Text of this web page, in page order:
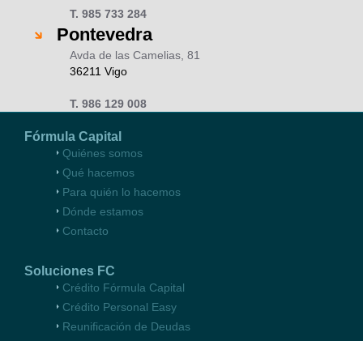
T. 985 733 284
Pontevedra
Avda de las Camelias, 81
36211 Vigo
T. 986 129 008
Fórmula Capital
Quiénes somos
Qué hacemos
Para quién lo hacemos
Dónde estamos
Contacto
Soluciones FC
Crédito Fórmula Capital
Crédito Personal Easy
Reunificación de Deudas